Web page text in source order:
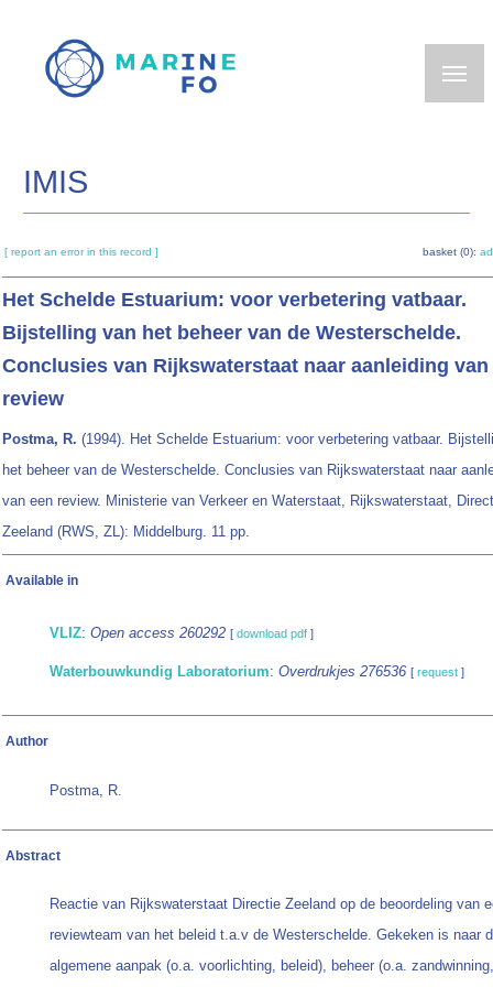
main
IMIS
[ report an error in this record ] basket (0):
Het Schelde Estuarium: voor verbetering vatbaar.
Bijstelling van het beheer van de Westerschelde.
Conclusies van Rijkswaterstaat naar aanleiding van
review
Postma, R. (1994). Het Schelde Estuarium: voor verbetering vatbaar.
het beheer van de Westerschelde. Conclusies van Rijkswaterstaat naar
van een review. Ministerie van Verkeer en Waterstaat, Rijkswaterstaat,
Zeeland (RWS, ZL): Middelburg. 11 pp.
Available in
VLIZ: Open access 260292 [ download pdf ]
Waterbouwkundig Laboratorium: Overdrukjes 276536 [ request ]
Author
Postma, R.
Abstract
Reactie van Rijkswaterstaat Directie Zeeland op de beoordeling van
reviewteam van het beleid t.a.v de Westerschelde. Gekeken is naar
algemene aanpak (o.a. voorlichting, beleid), beheer (o.a. zandwinning,